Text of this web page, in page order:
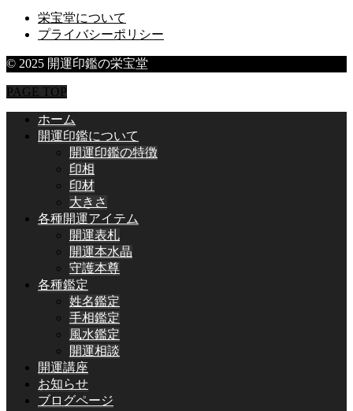
栄宝堂について
プライバシーポリシー
© 2025 開運印鑑の栄宝堂
PAGE TOP
ホーム
開運印鑑について
開運印鑑の特徴
印相
印材
大きさ
各種開運アイテム
開運表札
開運本水晶
守護本尊
各種鑑定
姓名鑑定
手相鑑定
風水鑑定
開運相談
開運講座
お知らせ
ブログページ